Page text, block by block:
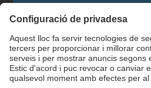
Formulari de contacte
Llista Xarxes